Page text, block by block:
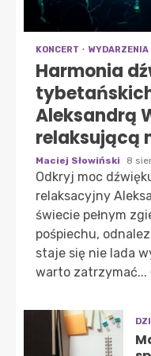
KONCERT WYDARZENIA
Harmonia
Aleksandrą
relaksującą
Maciej Słowiński 8
Odkryj moc
relaksacyjny
świecie pełnym
pośpiechu,
staje się nie lada
warto zatrzymać...